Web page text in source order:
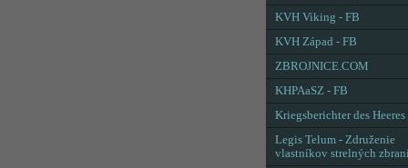
KVH Viking - FB
KVH Západ - FB
ZBROJNICE.COM
KHPAaSZ - FB
Kriegsberichter des Heeres
Legis Telum - Združenie
vlastníkov strelných